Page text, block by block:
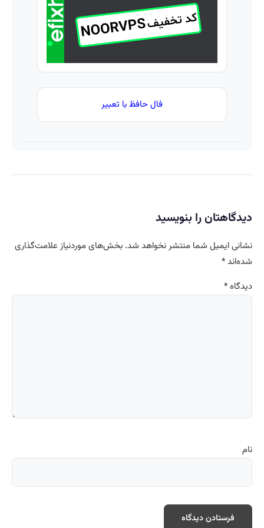
👇
فال حافظ با تعبیر
دیدگاهتان را بنویسید
نشانی ایمیل شما منتشر نخواهد شد. بخش‌های موردنیاز علامت‌گذاری
شده‌اند*
دیدگاه*
نام